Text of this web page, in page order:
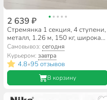
2 639 ₽
Стремянка 1 секция, 4 ступени,
металл, 1.26 м, 150 кг, широкая
ступень, WK6018-4A
Самовывоз:сегодня
Курьером:завтра
4.8•95 отзывов
В корзину